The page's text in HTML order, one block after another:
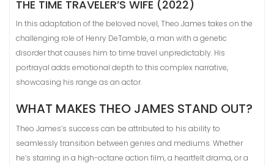
THE TIME TRAVELER’S WIFE (2022)
In this adaptation of the beloved novel, Theo James takes on the
challenging role of Henry DeTamble, a man with a genetic
disorder that causes him to time travel unpredictably. His
portrayal adds emotional depth to this complex narrative,
showcasing his range as an actor.
WHAT MAKES THEO JAMES STAND OUT?
Theo James’s success can be attributed to his ability to
seamlessly transition between genres and mediums. Whether
he’s starring in a high-octane action film, a heartfelt drama, or a